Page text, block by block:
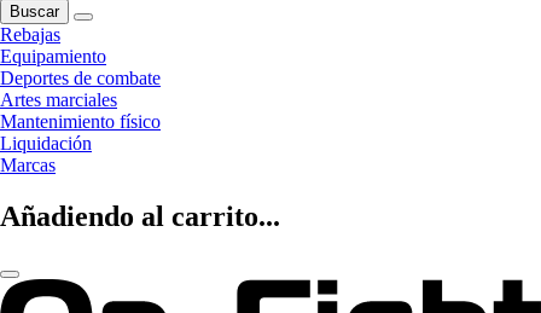
Buscar
Rebajas
Equipamiento
Deportes de combate
Artes marciales
Mantenimiento físico
Liquidación
Marcas
Añadiendo al carrito...